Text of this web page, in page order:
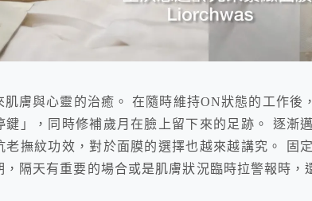
肌膚與心靈的治癒。 在隨時維持ON狀態的工作後
鍵」，同時修補歲月在臉上留下來的足跡。 逐漸
老撫紋功效，對於面膜的選擇也越來越講究。 固
，隔天有重要的場合或是肌膚狀況臨時拉警報時，